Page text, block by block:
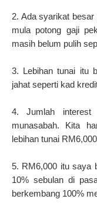
2. Ada syarikat
mula potong gaji
masih belum pulih
3. Lebihan tunai itu
jahat seperti kad
4. Jumlah interest
munasabah. Kita
lebihan tunai
5. RM6,000 itu saya
10% sebulan di
berkembang 100%